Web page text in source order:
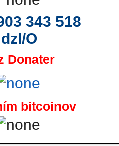
343 518
dzI/O
Donater
bitcoinov